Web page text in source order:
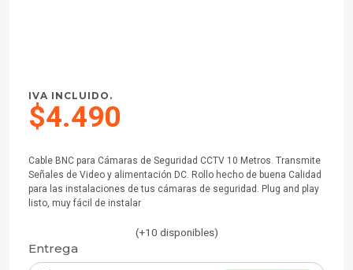
IVA INCLUIDO.
$4.490
Cable BNC para Cámaras de Seguridad CCTV 10 Metros. Transmite
Señales de Video y alimentación DC. Rollo hecho de buena Calidad
para las instalaciones de tus cámaras de seguridad. Plug and play
listo, muy fácil de instalar
(+10 disponibles)
Entrega